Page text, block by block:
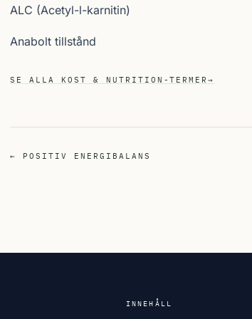
ALC (Acetyl-l-karnitin)
Anabolt tillstånd
SE ALLA KOST & NUTRITION-TERMER→
← POSITIV ENERGIBALANS
INNEHÅLL